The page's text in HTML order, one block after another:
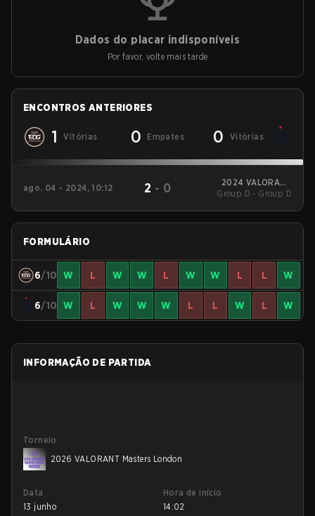
Dados do placar indisponíveis
Por favor, volte mais tarde
ENCONTROS ANTERIORES
1 Vitórias 0 Empates 0 Vitórias
ago. 04 - 2024, 10:12 2 - 0
2024 VALORANT
Champions
Group D - Group D
FORMULÁRIO
6/10 W L W W L W W L L W
6/10 W L W W W L L W L W
INFORMAÇÃO DE PARTIDA
Torneio
2026 VALORANT Masters London
Data
13 junho
Hora de início
14:02